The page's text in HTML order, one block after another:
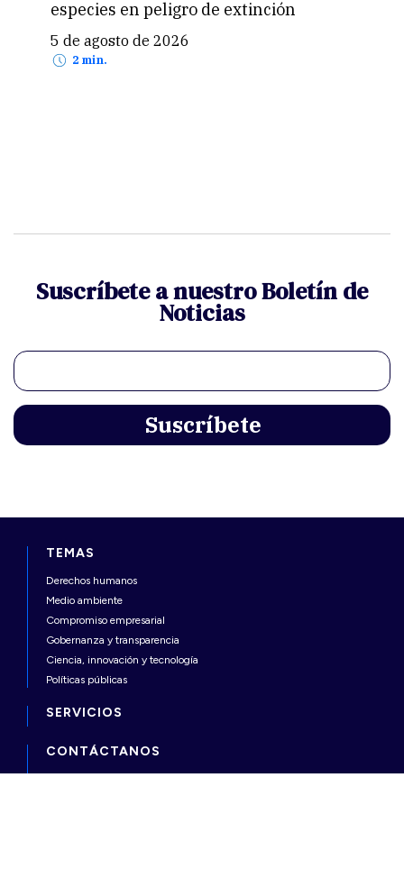
5 de agosto de 2026
2 min.
Suscríbete a nuestro Boletín de
Noticias
TEMAS
Derechos humanos
Medio ambiente
Compromiso empresarial
Gobernanza y transparencia
Ciencia, innovación y tecnología
Políticas públicas
SERVICIOS
CONTÁCTANOS